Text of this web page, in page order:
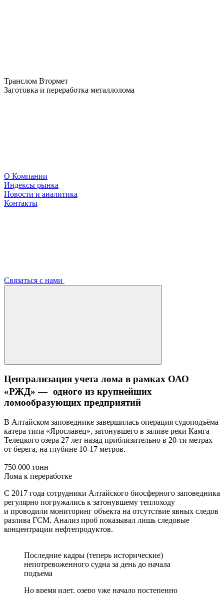
Транслом Втормет
Заготовка и переработка металлолома
О Компании
Индексы рынка
Новости и аналитика
Контакты
Связаться с нами
Централизация учета лома в рамках ОАО
«РЖД» — одного из крупнейших
ломообразующих предприятий
В Алтайском заповеднике завершилась операция судоподъёма
катера типа «Ярославец», затонувшего в заливе реки Камга
Телецкого озера 27 лет назад приблизительно в 20-ти метрах
от берега, на глубине 10-17 метров.
750 000 тонн
Лома к переработке
С 2017 года сотрудники Алтайского биосферного заповедника
регулярно погружались к затонувшему теплоходу
и проводили мониторинг объекта на отсутствие явных следов
разлива ГСМ. Анализ проб показывал лишь следовые
концентрации нефтепродуктов.
Последние кадры (теперь исторические)
непотревоженного судна за день до начала
подъема
Но время идет, озеро уже начало постепенно